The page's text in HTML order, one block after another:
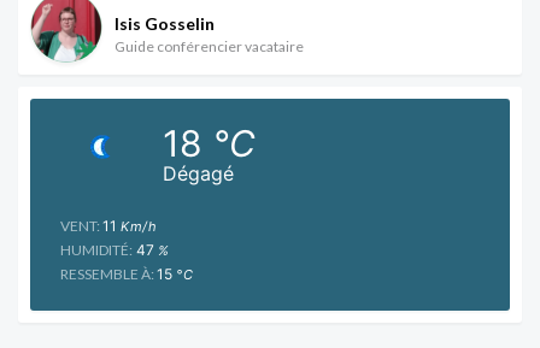
Isis Gosselin
Guide conférencier vacataire
Dégagé
18 °C
VENT: 11 Km/h
HUMIDITÉ: 47 %
RESSEMBLE À: 15 °C